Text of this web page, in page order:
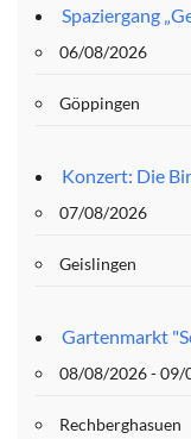
Spaziergang
06/08/2026
Göppingen
Konzert: Die
07/08/2026
Geislingen
Gartenmarkt
08/08/2026 - 09/
Rechberghasuen